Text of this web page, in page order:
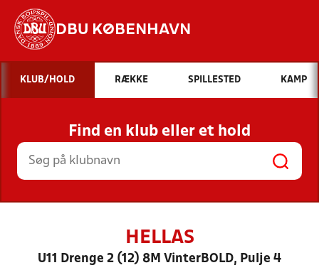
DBU KØBENHAVN
Hvad vil du søge efter?
INDHOLD OG NYHEDER
STILLINGER, RESULTATER, KLUBBER OG
HOLD
KLUB/HOLD RÆKKE SPILLESTED KAMP
Find en klub eller et hold
HELLAS
U11 Drenge 2 (12) 8M VinterBOLD, Pulje 4